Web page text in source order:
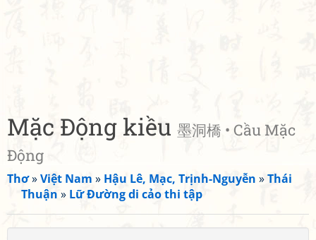
Mặc Động kiều 墨洞橋 • Cầu Mặc
Động
Thơ»Việt Nam » Hậu Lê, Mạc, Trịnh-Nguyễn »Thái
Thuận » Lữ Đường di cảo thi tập